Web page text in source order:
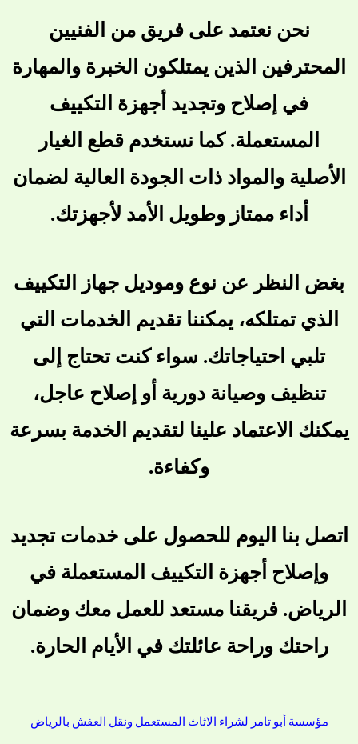
نحن نعتمد على فريق من الفنيين
المحترفين الذين يمتلكون الخبرة والمهارة
في إصلاح وتجديد أجهزة التكييف
المستعملة. كما نستخدم قطع الغيار
الأصلية والمواد ذات الجودة العالية لضمان
أداء ممتاز وطويل الأمد لأجهزتك.
بغض النظر عن نوع وموديل جهاز التكييف
الذي تمتلكه، يمكننا تقديم الخدمات التي
تلبي احتياجاتك. سواء كنت تحتاج إلى
تنظيف وصيانة دورية أو إصلاح عاجل،
يمكنك الاعتماد علينا لتقديم الخدمة بسرعة
وكفاءة.
اتصل بنا اليوم للحصول على خدمات تجديد
وإصلاح أجهزة التكييف المستعملة في
الرياض. فريقنا مستعد للعمل معك وضمان
راحتك وراحة عائلتك في الأيام الحارة.
مؤسسة أبو تامر لشراء الاثاث المستعمل ونقل العفش بالرياض